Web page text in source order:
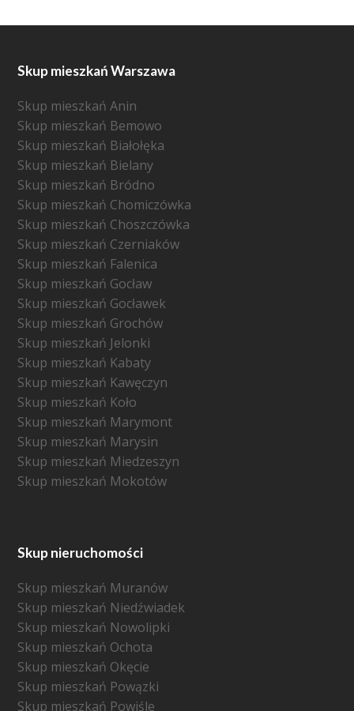
Skup mieszkań Warszawa
Skup mieszkań Anin
Skup mieszkań Bemowo
Skup mieszkań Białołęka
Skup mieszkań Bielany
Skup mieszkań Bródno
Skup mieszkań Chomiczówka
Skup mieszkań Choszczówka
Skup mieszkań Czerniaków
Skup mieszkań Falenica
Skup mieszkań Gocław
Skup mieszkań Gocławek
Skup mieszkań Grochów
Skup mieszkań Jelonki
Skup mieszkań Kabaty
Skup mieszkań Kawęczyn
Skup mieszkań Koło
Skup mieszkań Marymont
Skup mieszkań Marysin
Skup mieszkań Miedzeszyn
Skup mieszkań Mokotów
Skup nieruchomości
Skup mieszkań Muranów
Skup mieszkań Niedźwiadek
Skup mieszkań Nowolipki
Skup mieszkań Ochota
Skup mieszkań Okęcie
Skup mieszkań Powązki
Skup mieszkań Powiśle